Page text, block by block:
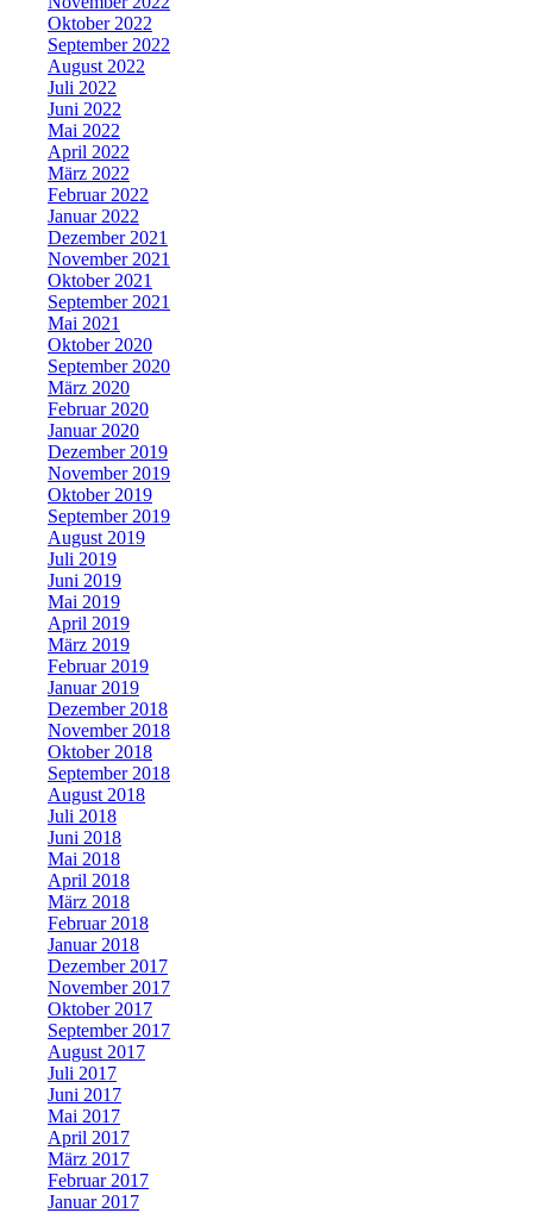
Oktober 2022
September 2022
August 2022
Juli 2022
Juni 2022
Mai 2022
April 2022
März 2022
Februar 2022
Januar 2022
Dezember 2021
November 2021
Oktober 2021
September 2021
Mai 2021
Oktober 2020
September 2020
März 2020
Februar 2020
Januar 2020
Dezember 2019
November 2019
Oktober 2019
September 2019
August 2019
Juli 2019
Juni 2019
Mai 2019
April 2019
März 2019
Februar 2019
Januar 2019
Dezember 2018
November 2018
Oktober 2018
September 2018
August 2018
Juli 2018
Juni 2018
Mai 2018
April 2018
März 2018
Februar 2018
Januar 2018
Dezember 2017
November 2017
Oktober 2017
September 2017
August 2017
Juli 2017
Juni 2017
Mai 2017
April 2017
März 2017
Februar 2017
Januar 2017